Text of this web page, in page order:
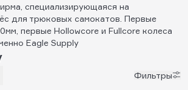
специализирующаяся на
для трюковых самокатов. Первые
первые Hollowcore и Fullcore колеса
Eagle Supply
Фильтры